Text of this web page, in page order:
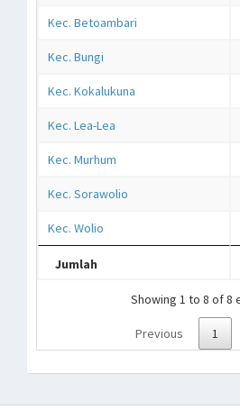
Kec. Betoambari
Kec. Bungi
Kec. Kokalukuna
Kec. Lea-Lea
Kec. Murhum
Kec. Sorawolio
Kec. Wolio
Jumlah
Showing 1 to 8 of 8
Previous 1